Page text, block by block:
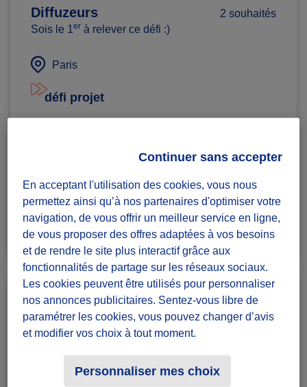
Diffuzeurs
2 souhaités
Sois le 1er à relever ce défi :)
Paris
défi projet
0
Institut ACPPA
Sublime des résidents
En acceptant l'utilisation des cookies, vous nous
permettez ainsi qu’à nos partenaires d'optimiser votre
navigation, de vous offrir un meilleur service en ligne,
de vous proposer des offres adaptées à vos besoins
et de rendre le site plus interactif grâce aux
fonctionnalités de partage sur les réseaux sociaux.
Les cookies peuvent être utilisés pour personnaliser
nos annonces publicitaires. Sentez-vous libre de
paramétrer les cookies, vous pouvez changer d’avis
et modifier vos choix à tout moment.
Personnaliser mes choix
Continuer sans accepter